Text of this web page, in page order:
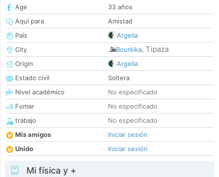
Age
33 años
Aquí para
Amistad
País
Argelia
City
Bourkika, Tipaza
Origin
Argelia
Estado civil
Soltera
Nivel académico
No especificado
Fumar
No especificado
trabajo
No especificado
Mis amigos
Iniciar sesión
Unido
Iniciar sesión
Mi física y +